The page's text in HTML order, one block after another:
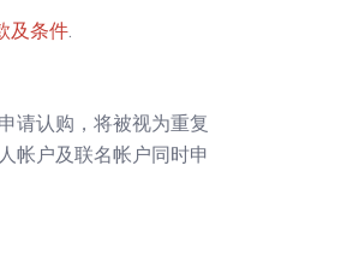
及条件.
请认购，将被视为重复
帐户及联名帐户同时申